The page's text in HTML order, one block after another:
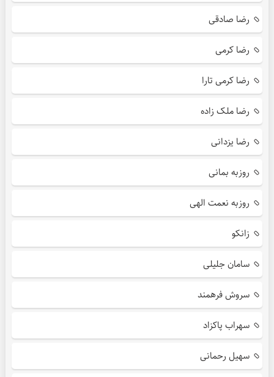
رضا صادقی
رضا کرمی
رضا کرمی تارا
رضا ملک زاده
رضا یزدانی
روزبه بمانی
روزبه نعمت الهی
زانکو
سامان جلیلی
سروش فرهمند
سهراب پاکزاد
سهیل رحمانی